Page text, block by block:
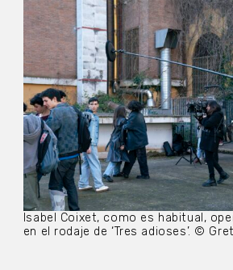
Isabel Coixet, como es habitual,
en el rodaje de ‘Tres adioses’. ©